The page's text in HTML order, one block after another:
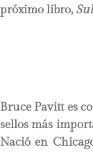
próximo libro,
Bruce Pavitt es
sellos más
Nació en